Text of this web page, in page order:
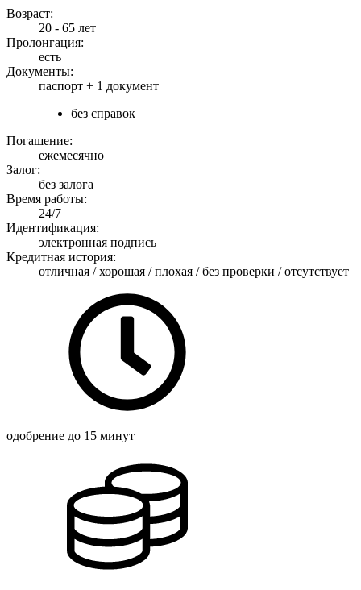
Возраст:
20 - 65 лет
Пролонгация:
есть
Документы:
паспорт + 1 документ
без справок
Погашение:
ежемесячно
Залог:
без залога
Время работы:
24/7
Идентификация:
электронная подпись
Кредитная история:
отличная / хорошая / плохая / без проверки / отсутствует
одобрение до 15 минут